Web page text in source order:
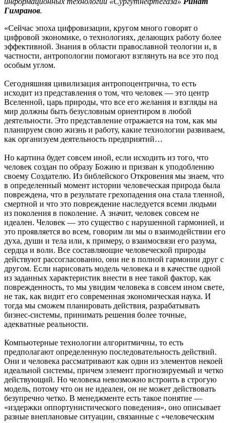
Гимранов.
«Сейчас эпоха цифровизации, кругом много говорят о
цифровой экономике, о технологиях, делающих работу более
эффективной. Знания в области православной теологии и, в
частности, антропологии помогают взглянуть на все это под
особым углом.
Сегодняшняя цивилизация антропоцентрична, то есть
исходит из представления о том, что человек — это центр
Вселенной, царь природы, что все его желания и взгляды на
мир должны быть безусловным ориентиром в любой
деятельности. Это представление отражается на том, как мы
планируем свою жизнь и работу, какие технологии развиваем,
как организуем деятельность предприятий…
Но картина будет совсем иной, если исходить из того, что
человек создан по образу Божию и призван к уподоблению
своему Создателю. Из библейского Откровения мы знаем, что
в определенный момент истории человеческая природа была
повреждена, что в результате грехопадения она стала тленной,
смертной и что это повреждение наследуется всеми людьми
из поколения в поколение. А значит, человек совсем не
идеален. Человек — это существо с нарушенной гармонией, и
это проявляется во всем, говорим ли мы о взаимодействии его
духа, души и тела или, к примеру, о взаимосвязи его разума,
сердца и воли. Все составляющие человеческой природы
действуют рассогласованно, они не в полной гармонии друг с
другом. Если нарисовать модель человека и в качестве одной
из заданных характеристик внести в нее такой фактор, как
поврежденность, то мы увидим человека в совсем ином свете,
не так, как видит его современная экономическая наука. И
тогда мы сможем планировать действия, разрабатывать
бизнес-системы, принимать решения более точные,
адекватные реальности.
Компьютерные технологии алгоритмичны, то есть
предполагают определенную последовательность действий.
Они и человека рассматривают как один из элементов некоей
идеальной системы, причем элемент прогнозируемый и четко
действующий. Но человека невозможно встроить в строгую
модель, потому что он не идеален, он не может действовать
безупречно четко. В менеджменте есть такое понятие —
«издержки оппортунистического поведения», оно описывает
разные внеплановые ситуации, связанные с «человеческим